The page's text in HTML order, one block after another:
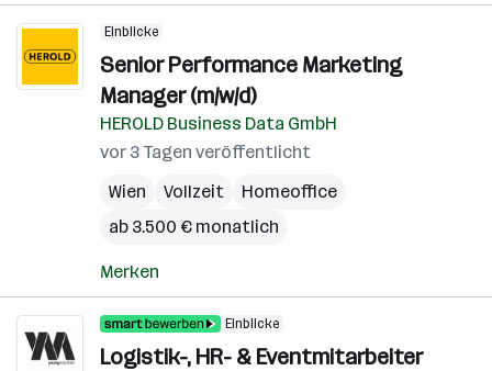
Einblicke
Senior Performance Marketing
Manager (m/w/d)
HEROLD Business Data GmbH
vor 3 Tagen veröffentlicht
Wien
Vollzeit
Homeoffice
ab 3.500 € monatlich
Merken
Einblicke
Logistik-, HR- & Eventmitarbeiter